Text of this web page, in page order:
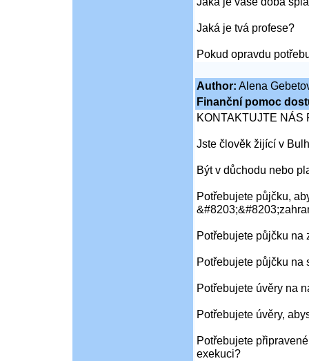
Jaká je tvá profese?
Pokud opravdu
Author: Alena
Finanční pomoc
KONTAKTUJTE NÁS
Jste člověk žijící v
Být v důchodu nebo
Potřebujete půjčku,
Potřebujete půjčku na
Potřebujete půjčku na
Potřebujete úvěry na
Potřebujete úvěry,
Potřebujete
exekuci?